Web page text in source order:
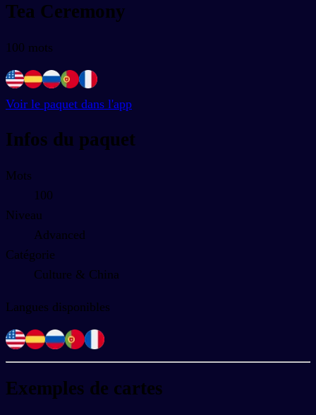
Tea Ceremony
100 mots
Voir le paquet dans l'app
Infos du paquet
Mots
100
Niveau
Advanced
Catégorie
Culture & China
Langues disponibles
Exemples de cartes